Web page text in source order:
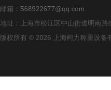
邮箱： 568922677@qq.com
地址：上海市松江区中山街道明南路
版权所有 © 2026 上海柯力称重设备